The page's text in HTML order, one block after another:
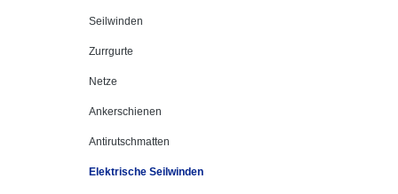
Seilwinden
Zurrgurte
Netze
Ankerschienen
Antirutschmatten
Elektrische Seilwinden